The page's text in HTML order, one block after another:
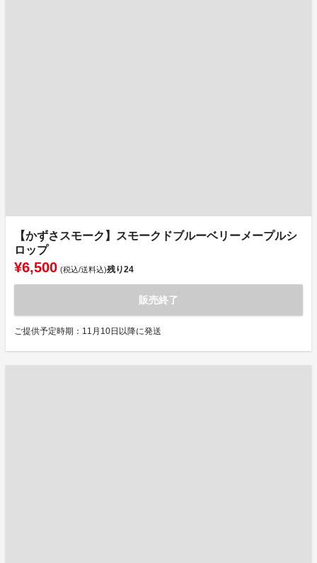
【かずさスモーク】スモークドブルーベリーメープルシ
ロップ
¥6,500 (税込/送料込)残り24
販売終了
ご提供予定時期：11月10日以降に発送